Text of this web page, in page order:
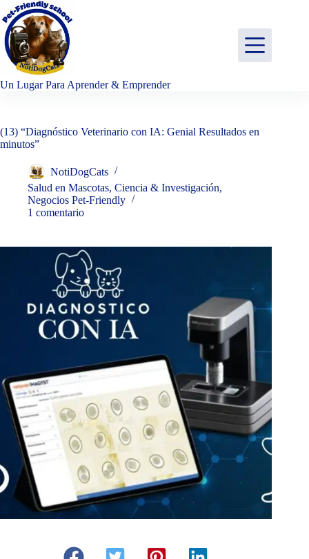
Saltar
al
contenido
Un Lugar Para Aprender & Emprender
(13) “Diagnóstico Veterinario con IA: Genial Resultados en
minutos”
NotiDogCats
Salud en Mascotas, Ciencia & Investigación,
Negocios Pet-Friendly
1 comentario